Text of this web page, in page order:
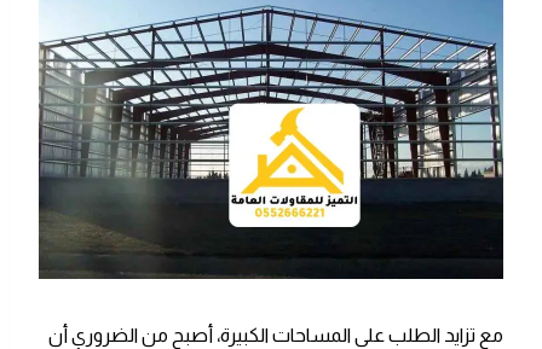
مع تزايد الطلب على المساحات الكبيرة، أصبح من الضروري أن